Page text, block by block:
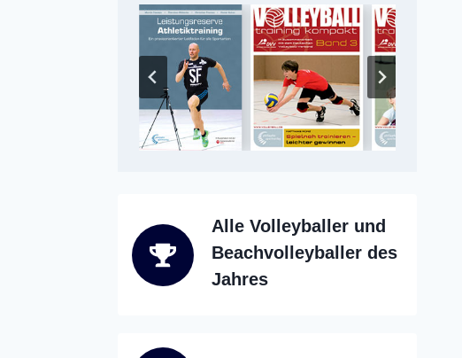
Alle Volleyballer und
Beachvolleyballer des
Jahres